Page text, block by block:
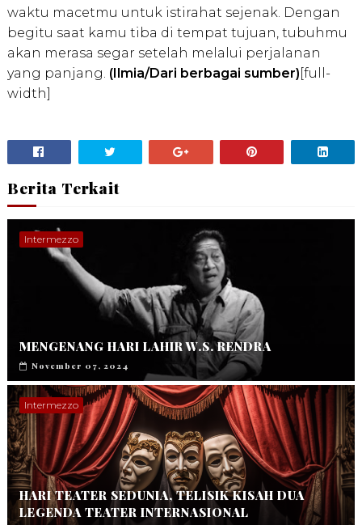
waktu macetmu untuk istirahat sejenak. Dengan
begitu saat kamu tiba di tempat tujuan, tubuhmu
akan merasa segar setelah melalui perjalanan
yang panjang. (Ilmia/Dari berbagai sumber) [full-
width]
Berita Terkait
Intermezzo
MENGENANG HARI LAHIR W.S. RENDRA
November 07, 2024
Intermezzo
HARI TEATER SEDUNIA, TELISIK KISAH DUA
LEGENDA TEATER INTERNASIONAL